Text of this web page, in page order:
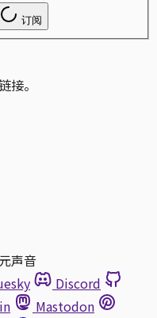
订阅
接。
声音
Discord
Mastodon